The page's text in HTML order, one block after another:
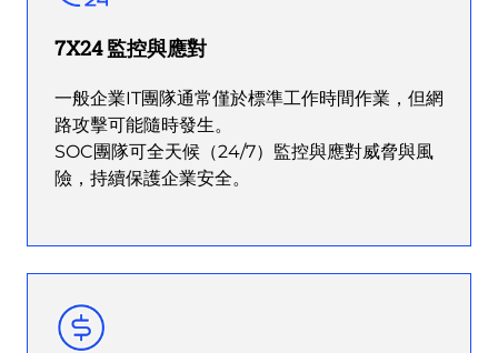
7X24 監控與應對
一般企業IT團隊通常僅於標準工作時間作業，但網
路攻擊可能隨時發生。
SOC團隊可全天候（24/7）監控與應對威脅與風
險，持續保護企業安全。